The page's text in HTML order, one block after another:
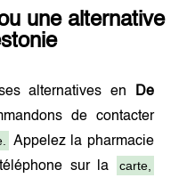
une alternative
alternatives en
De
de contacter
Appelez la pharmacie
sur la
carte,